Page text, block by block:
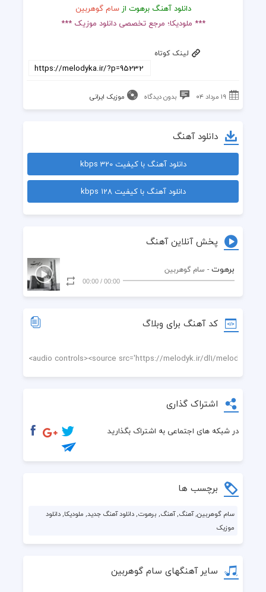
دانلود آهنگ برهوت ازسام گوهربین
*** ملودیکا؛ مرجع تخصصی دانلود موزیک ***
لینک کوتاه
۱۹ مرداد ۰۴ بدون دیدگاه موزیک ایرانی
دانلود آهنگ
دانلود آهنگ با کیفیت 320 kbps
دانلود آهنگ با کیفیت 128 kbps
پخش آنلاین آهنگ
برهوت - سام گوهربین
00:00
/
00:00
کد آهنگ برای وبلاگ
اشتراک گذاری
در شبکه های اجتماعی به اشتراک بگذارید
برچسب ها
سام گوهربین, آهنگ, آهنگ, برهوت, دانلود آهنگ جدید, ملودیکا, دانلود
موزیک
سایر آهنگهای سام گوهربین